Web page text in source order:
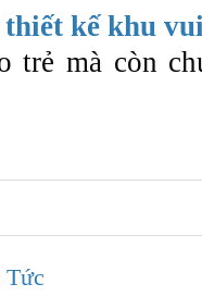
thiết kế khu
trẻ mà còn
Tức